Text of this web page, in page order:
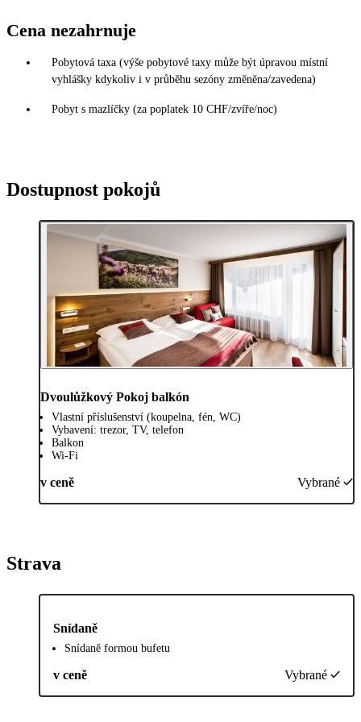
Cena nezahrnuje
Pobytová taxa (výše pobytové taxy může být úpravou místní
vyhlášky kdykoliv i v průběhu sezóny změněna/zavedena)
Pobyt s mazlíčky (za poplatek 10 CHF/zvíře/noc)
Dostupnost pokojů
Dvoulůžkový Pokoj balkón
Vlastní příslušenství (koupelna, fén, WC)
Vybavení: trezor, TV, telefon
Balkon
Wi-Fi
v ceně Vybrané
Strava
Snídaně
Snídaně formou bufetu
v ceně Vybrané